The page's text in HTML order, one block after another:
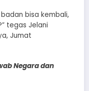
bisa kembali,
tegas Jelani
Jumat
Negara dan